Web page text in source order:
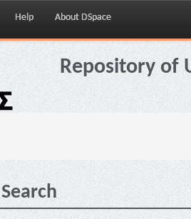
Help About DSpace
Repository of
Search